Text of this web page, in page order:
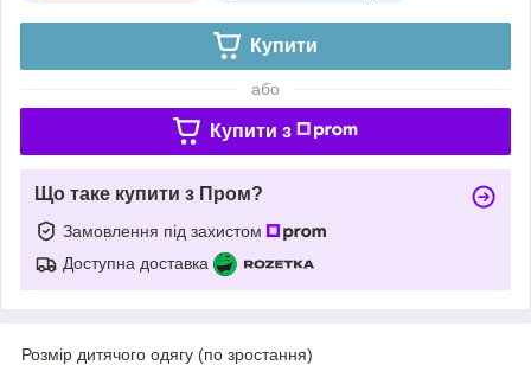
Купити
або
Купити з
Що таке купити з Пром?
Замовлення під захистом
Доступна доставка
Розмір дитячого одягу (по зростання)